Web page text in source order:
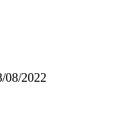
08/2022